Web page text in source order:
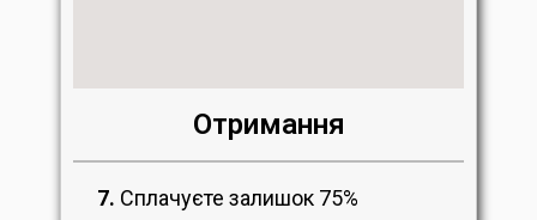
Отримання
7. Сплачуєте залишок 75%